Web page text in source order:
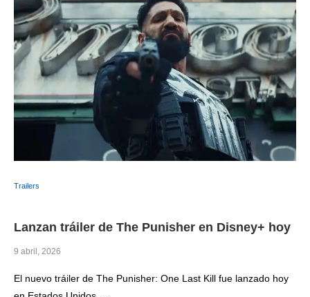
Trailers
Lanzan tráiler de The Punisher en Disney+ hoy
9 abril, 2026
El nuevo tráiler de The Punisher: One Last Kill fue lanzado hoy